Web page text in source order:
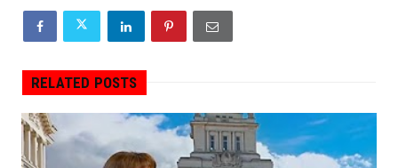
RELATED POSTS